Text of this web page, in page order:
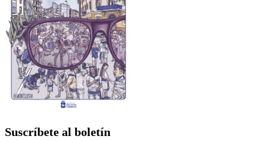
Suscríbete al boletín